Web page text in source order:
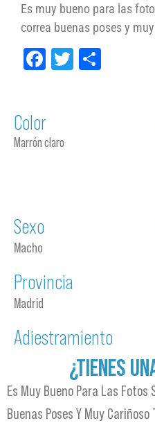
Es muy bueno para las
correa buenas poses y
Facebook
Twitter
Color
Marrón claro
Sexo
Macho
Provincia
Madrid
Adiestramiento
¿TIENES
Es Muy Bueno Para Las Fotos
Buenas Poses Y Muy Cariñoso